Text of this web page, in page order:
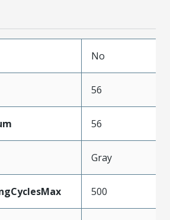
No
56
56
Gray
500